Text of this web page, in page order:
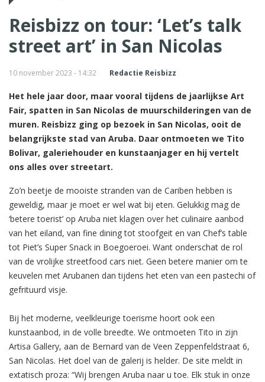
Reisbizz on tour: ‘Let’s talk
street art’ in San Nicolas
10 november 2023 - 14:32 Redactie Reisbizz
Het hele jaar door, maar vooral tijdens de jaarlijkse Art
Fair, spatten in San Nicolas de muurschilderingen van de
muren. Reisbizz ging op bezoek in San Nicolas, ooit de
belangrijkste stad van Aruba. Daar ontmoeten we Tito
Bolivar, galeriehouder en kunstaanjager en hij vertelt
ons alles over streetart.
Zo’n beetje de mooiste stranden van de Cariben hebben is
geweldig, maar je moet er wel wat bij eten. Gelukkig mag de
‘betere toerist’ op Aruba niet klagen over het culinaire aanbod
van het eiland, van fine dining tot stoofgeit en van Chef’s table
tot Piet’s Super Snack in Boegoeroei. Want onderschat de rol
van de vrolijke streetfood cars niet. Geen betere manier om te
keuvelen met Arubanen dan tijdens het eten van een pastechi of
gefrituurd visje.
Bij het moderne, veelkleurige toerisme hoort ook een
kunstaanbod, in de volle breedte. We ontmoeten Tito in zijn
Artisa Gallery, aan de Bernard van de Veen Zeppenfeldstraat 6,
San Nicolas. Het doel van de galerij is helder. De site meldt in
extatisch proza: “Wij brengen Aruba naar u toe. Elk stuk in onze